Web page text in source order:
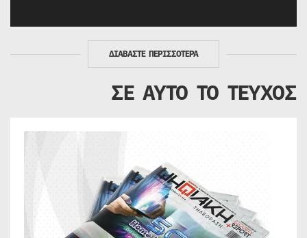
ΔΙΑΒΑΣΤΕ ΠΕΡΙΣΣΟΤΕΡΑ
ΣΕ ΑΥΤΟ ΤΟ ΤΕΥΧΟΣ